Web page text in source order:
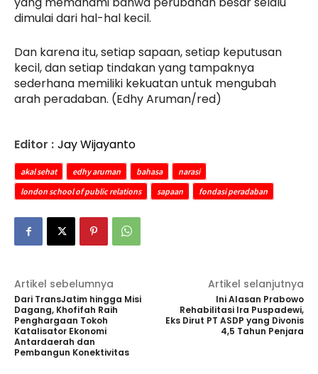
dimulai dari hal-hal kecil.
Dan karena itu, setiap sapaan, setiap keputusan
kecil, dan setiap tindakan yang tampaknya
sederhana memiliki kekuatan untuk mengubah
arah peradaban. (Edhy Aruman/red)
Editor : Jay Wijayanto
akal sehat edhy aruman bahasa
narasi
london school of public relations
sapaan fondasi peradaban
Artikel sebelumnya
Dari TransJatim hingga Misi
Dagang, Khofifah Raih
Penghargaan Tokoh
Katalisator Ekonomi
Antardaerah dan
Pembangun Konektivitas
Artikel selanjutnya
Ini Alasan Prabowo
Rehabilitasi Ira Puspadewi,
Eks Dirut PT ASDP yang Divonis
4,5 Tahun Penjara